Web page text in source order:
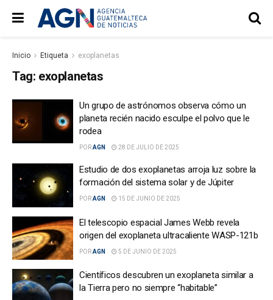
Inicio Etiqueta exoplanetas
Tag: exoplanetas
Un grupo de astrónomos observa cómo un
planeta recién nacido esculpe el polvo que le
rodea
PORAGN 28 DE JULIO DE 2025
Estudio de dos exoplanetas arroja luz sobre la
formación del sistema solar y de Júpiter
PORAGN 15 DE JUNIO DE 2025
El telescopio espacial James Webb revela
origen del exoplaneta ultracaliente WASP-121b
PORAGN 5 DE JUNIO DE 2025
Científicos descubren un exoplaneta similar a
la Tierra pero no siempre “habitable”